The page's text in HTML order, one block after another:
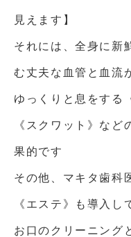
見えます】
それには、全身に新
む丈夫な血管と血流
ゆっくりと息をする
《スクワット》など
果的です
その他、マキタ歯科
《エステ》も導入し
お口のクリーニング